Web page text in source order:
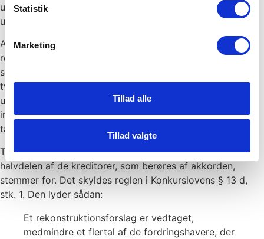
Statistik
Marketing
Tillad alle
Tillad valgte
udskydelse af udbetalingstidspunktet, ikke havde
usædvanlig karakter.
Anmodning om tvangsakkord sker via en anmodning om
rekonstruktion og kan indgives af såvel personer som
selskaber. Det er ikke ukompliceret at etablere en
tvangsakkord og vi anbefaler derfor, at vi først
uforpligtende drøfter om mulighederne er til stede. De
indledende telefoniske drøftelser eller det første møde
tager vi os ikke betalt for.
Til vedtagelse af et akkordforslag kræves nu kun, at
halvdelen af de kreditorer, som berøres af akkorden,
stemmer for. Det skyldes reglen i Konkurslovens § 13 d,
stk. 1. Den lyder sådan:
Et rekonstruktionsforslag er vedtaget,
medmindre et flertal af de fordringshavere, der